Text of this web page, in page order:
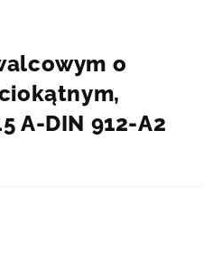
o
A-DIN 912-A2